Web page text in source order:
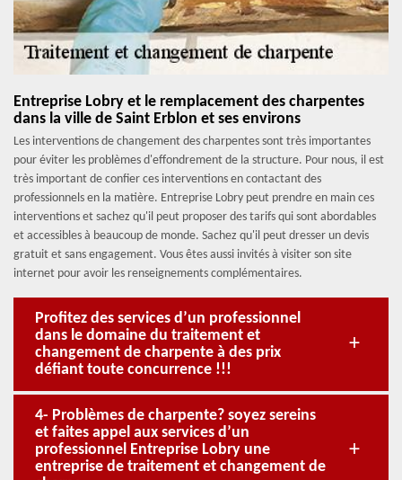
Entreprise Lobry et le remplacement des charpentes
dans la ville de Saint Erblon et ses environs
Les interventions de changement des charpentes sont très importantes
pour éviter les problèmes d'effondrement de la structure. Pour nous, il est
très important de confier ces interventions en contactant des
professionnels en la matière. Entreprise Lobry peut prendre en main ces
interventions et sachez qu'il peut proposer des tarifs qui sont abordables
et accessibles à beaucoup de monde. Sachez qu'il peut dresser un devis
gratuit et sans engagement. Vous êtes aussi invités à visiter son site
internet pour avoir les renseignements complémentaires.
Profitez des services d’un professionnel
dans le domaine du traitement et
changement de charpente à des prix
défiant toute concurrence !!!
4- Problèmes de charpente? soyez sereins
et faites appel aux services d’un
professionnel Entreprise Lobry une
entreprise de traitement et changement de